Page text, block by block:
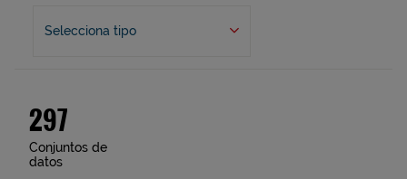
Selecciona tipo
297
Conjuntos de
datos